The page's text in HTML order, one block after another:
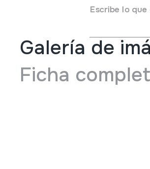
Escribe lo
Tipo de Instrumento de música
Galería de
Ficha